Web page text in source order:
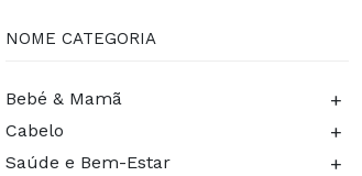
NOME CATEGORIA
Bebé & Mamã +
Cabelo +
Saúde e Bem-Estar +